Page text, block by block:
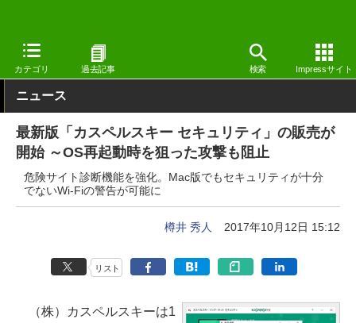
カテゴリ 過去記事 検索 Impressサイト
窓の杜 セキュリティ Windows
ニュース
最新版「カスペルスキー セキュリティ」の販売が
開始 ～OS再起動時を狙った攻撃も阻止
危険サイト診断機能を強化。Mac版でもセキュリティが十分
でないWi-Fiの警告が可能に
樽井 秀人 2017年10月12日 15:12
リスト
（株）カスペルスキーは1